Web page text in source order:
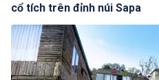
cổ tích trên đỉnh núi Sapa